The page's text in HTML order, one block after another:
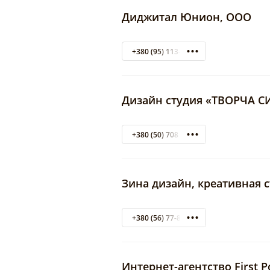
Диджитал Юнион, ООО
+380 (95) 113-64-62
Дизайн студия «ТВОРЧА
+380 (50) 708 88 80
Зина дизайн, креативная
+380 (56) 77-80-777
Интернет-агентство First